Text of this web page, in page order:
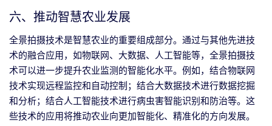
六、推动智慧农业发展
全景拍摄技术是智慧农业的重要组成部分。通过与其他先进技
术的融合应用，如物联网、大数据、人工智能等，全景拍摄技
术可以进一步提升农业监测的智能化水平。例如，结合物联网
技术实现远程监控和自动控制；结合大数据技术进行数据挖掘
和分析；结合人工智能技术进行病虫害智能识别和防治等。这
些技术的应用将推动农业向更加智能化、精准化的方向发展。